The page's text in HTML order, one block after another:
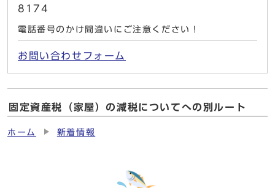
8174
電話番号のかけ間違いにご注意ください！
お問い合わせフォーム
固定資産税（家屋）の減税についてへの別ルート
ホーム 新着情報